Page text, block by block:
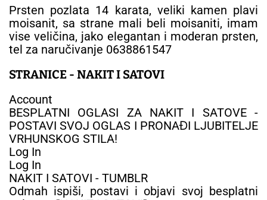
Prsten pozlata 14 karata, veliki kamen plavi
moisanit, sa strane mali beli moisaniti, imam
vise veličina, jako elegantan i moderan prsten,
tel za naručivanje 0638861547
STRANICE - NAKIT I SATOVI
Account
BESPLATNI OGLASI ZA NAKIT I SATOVE -
POSTAVI SVOJ OGLAS I PRONAĐI LJUBITELJE
VRHUNSKOG STILA!
Log In
Log In
NAKIT I SATOVI - TUMBLR
Odmah ispiši, postavi i objavi svoj besplatni